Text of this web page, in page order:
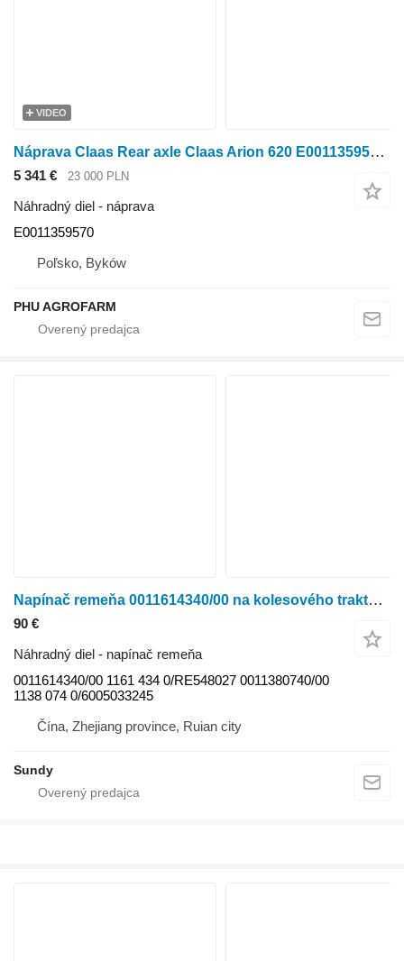
VIDEO
Náprava Claas Rear axle Claas Arion 620 E0011359570 na kolesového traktora
5 341 € 23 000 PLN
Náhradný diel - náprava
E0011359570
Poľsko, Byków
PHU AGROFARM
Napínač remeňa 0011614340/00 na kolesového traktora Claas Ares 546, Ares 556, Ares 566, Ares 547, Ares 557, Ares 567, Ares 577, Ares 616, Ares 626, Ares 636, Ares 656, Ares 696, Ares 617, Ares 657, Ares 697, Ares 816, Ares 826, Ares 836, Axion 810, Axion 815, Axion 820, Axion 825, Axion 830, Axion 840, Axion 850, Celtis 426, Celtis 436, Celtis 446, Celtis 456, Ergos 436, Ergos 446, Ergos 456, Ergos 466, Arion 410, Arion 420, Arion 430, Arion 510, Arion 520, Arion 530, Arion 540, Arion 610, Arion 620, Arion 630, Arion 640
90 €
Náhradný diel - napínač remeňa
0011614340/00 1161 434 0/RE548027 0011380740/00
1138 074 0/6005033245
Čína, Zhejiang province, Ruian city
Sundy